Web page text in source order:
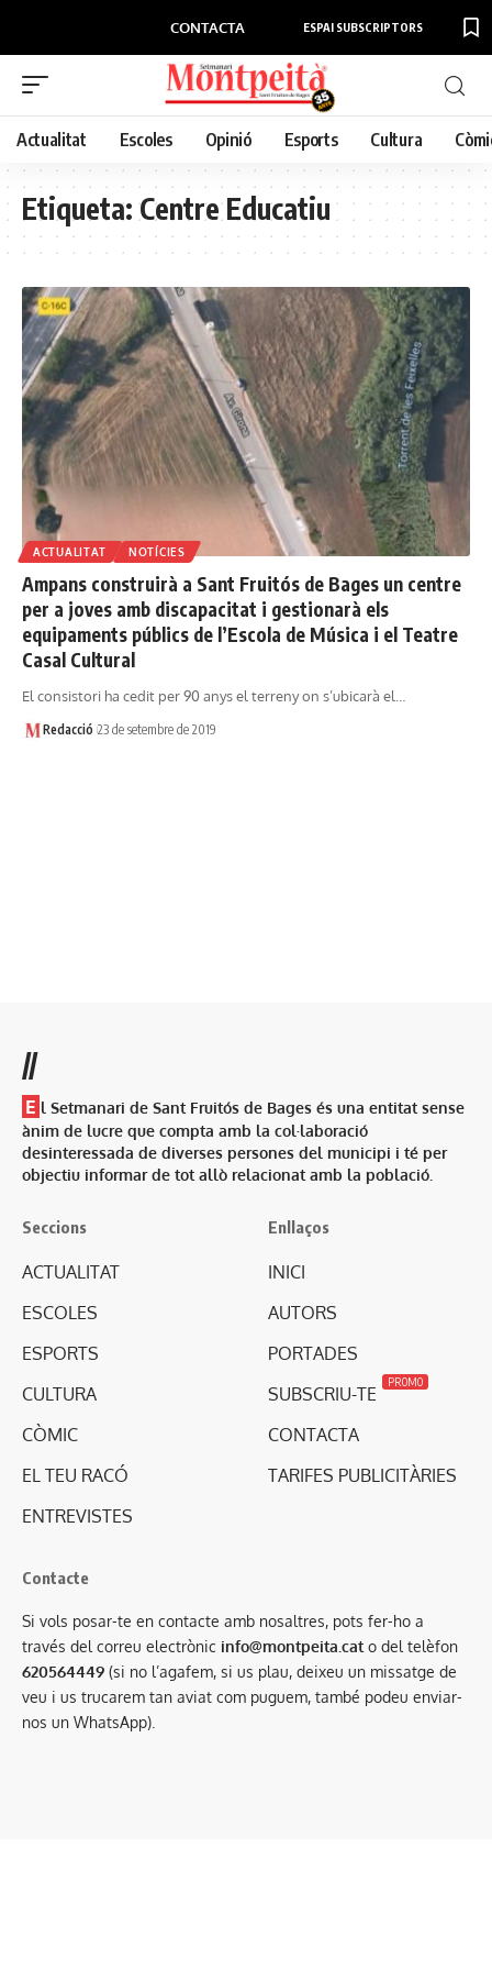
CONTACTA ESPAI SUBSCRIPTORS
Actualitat Escoles Opinió Esports Cultura
Etiqueta:Centre Educatiu
ACTUALITAT NOTÍCIES
Ampans construirà a Sant Fruitós de Bages un centre
per a joves amb discapacitat i gestionarà els
equipaments públics de l’Escola de Música i el Teatre
Casal Cultural
El consistori ha cedit per 90 anys el terreny on s’ubicarà el…
Redacció 23 de setembre de 2019
//
E l Setmanari de Sant Fruitós de Bages és una entitat sense
ànim de lucre que compta amb la col·laboració
desinteressada de diverses persones del municipi i té per
objectiu informar de tot allò relacionat amb la població.
Seccions
ACTUALITAT
ESCOLES
ESPORTS
CULTURA
CÒMIC
EL TEU RACÓ
ENTREVISTES
Enllaços
INICI
AUTORS
PORTADES
SUBSCRIU-TE
PROMO
CONTACTA
TARIFES PUBLICITÀRIES
Contacte
Si vols posar-te en contacte amb nosaltres, pots fer-ho a
través del correu electrònic info@montpeita.cat o del telèfon
620564449 (si no l’agafem, si us plau, deixeu un missatge de
veu i us trucarem tan aviat com puguem, també podeu enviar-
nos un WhatsApp).